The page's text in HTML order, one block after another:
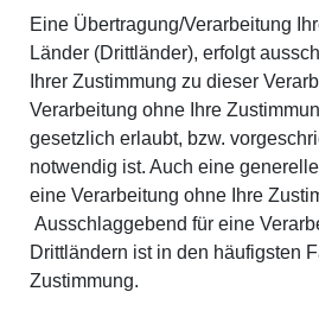
Eine Übertragung/Verarbeitung
Länder (Drittländer), erfolgt
Ihrer Zustimmung zu dieser
Verarbeitung ohne Ihre
gesetzlich erlaubt, bzw.
notwendig ist. Auch eine
eine Verarbeitung ohne Ihre
Ausschlaggebend für eine
Drittländern ist in den häufigsten
Zustimmung.